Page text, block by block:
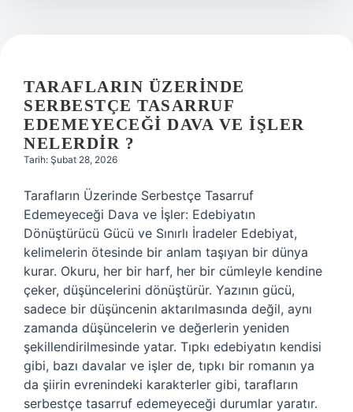
TARAFLARIN ÜZERINDE
SERBESTÇE TASARRUF
EDEMEYECEĞI DAVA VE IŞLER
NELERDIR ?
Tarih: Şubat 28, 2026
Tarafların Üzerinde Serbestçe Tasarruf
Edemeyeceği Dava ve İşler: Edebiyatın
Dönüştürücü Gücü ve Sınırlı İradeler Edebiyat,
kelimelerin ötesinde bir anlam taşıyan bir dünya
kurar. Okuru, her bir harf, her bir cümleyle kendine
çeker, düşüncelerini dönüştürür. Yazının gücü,
sadece bir düşüncenin aktarılmasında değil, aynı
zamanda düşüncelerin ve değerlerin yeniden
şekillendirilmesinde yatar. Tıpkı edebiyatın kendisi
gibi, bazı davalar ve işler de, tıpkı bir romanın ya
da şiirin evrenindeki karakterler gibi, tarafların
serbestçe tasarruf edemeyeceği durumlar yaratır.